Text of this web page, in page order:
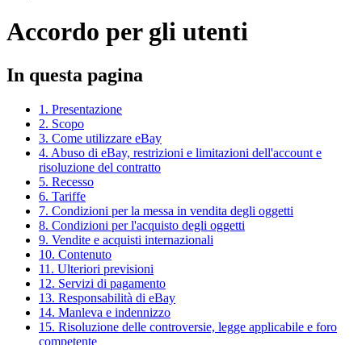
Accordo per gli utenti
In questa pagina
1. Presentazione
2. Scopo
3. Come utilizzare eBay
4. Abuso di eBay, restrizioni e limitazioni dell'account e
risoluzione del contratto
5. Recesso
6. Tariffe
7. Condizioni per la messa in vendita degli oggetti
8. Condizioni per l'acquisto degli oggetti
9. Vendite e acquisti internazionali
10. Contenuto
11. Ulteriori previsioni
12. Servizi di pagamento
13. Responsabilità di eBay
14. Manleva e indennizzo
15. Risoluzione delle controversie, legge applicabile e foro
competente